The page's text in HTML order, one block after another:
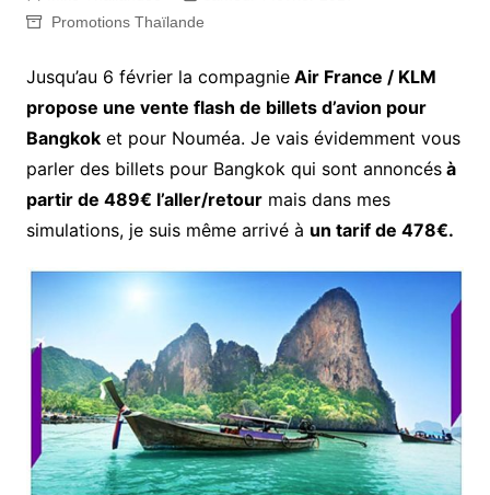
Promotions Thaïlande
Jusqu’au 6 février la compagnieAir France / KLM
propose une vente flash de billets d’avion pour
Bangkoket pour Nouméa. Je vais évidemment vous
parler des billets pour Bangkok qui sont annoncésà
partir de 489€ l’aller/retourmais dans mes
simulations, je suis même arrivé à un tarif de 478€.